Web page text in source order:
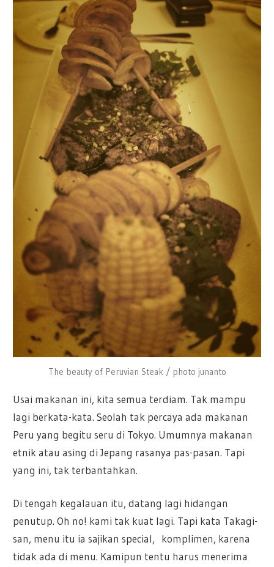
The beauty of Peruvian Steak / photo junanto
Usai makanan ini, kita semua terdiam. Tak mampu
lagi berkata-kata. Seolah tak percaya ada makanan
Peru yang begitu seru di Tokyo. Umumnya makanan
etnik atau asing di Jepang rasanya pas-pasan. Tapi
yang ini, tak terbantahkan.
Di tengah kegalauan itu, datang lagi hidangan
penutup. Oh no! kami tak kuat lagi. Tapi kata Takagi-
san, menu itu ia sajikan special, komplimen, karena
tidak ada di menu. Kamipun tentu harus menerima